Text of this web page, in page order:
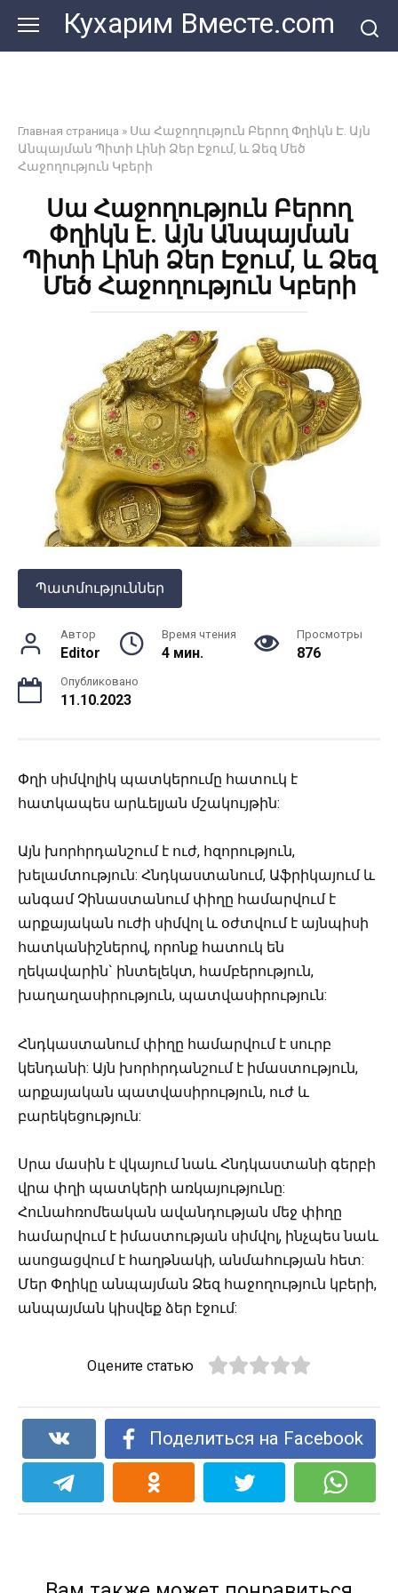
контенту
Кухарим Вместе.com
Главная страница » Սա Հաջողություն Բերող Փղիկն Է. Այն
Անպայման Պիտի Լինի Ձեր Էջում, և Ձեզ Մեծ
Հաջողություն Կբերի
Սա Հաջողություն Բերող
Փղիկն Է. Այն Անպայման
Պիտի Լինի Ձեր Էջում, և Ձեզ
Մեծ Հաջողություն Կբերի
Պատմություններ
Автор
Editor
Время чтения
4 мин.
Просмотры
876
Опубликовано
11.10.2023
Փղի սիմվոլիկ պատկերումը հատուկ է
հատկապես արևելյան մշակույթին:
Այն խորհրդանշում է ուժ, հզորություն,
խելամտություն: Հնդկաստանում, Աֆրիկայում և
անգամ Չինաստանում փիղը համարվում է
արքայական ուժի սիմվոլ և օժտվում է այնպիսի
հատկանիշներով, որոնք հատուկ են
ղեկավարին` ինտելեկտ, համբերություն,
խաղաղասիրություն, պատվասիրություն:
Հնդկաստանում փիղը համարվում է սուրբ
կենդանի: Այն խորհրդանշում է իմաստություն,
արքայական պատվասիրություն, ուժ և
բարեկեցություն:
Սրա մասին է վկայում նաև Հնդկաստանի գերբի
վրա փղի պատկերի առկայությունը:
Հունահռոմեական ավանդության մեջ փիղը
համարվում է իմաստության սիմվոլ, ինչպես նաև
ասոցացվում է հաղթնակի, անմահության հետ:
Մեր Փղիկը անպայման Ձեզ հաջողություն կբերի,
անպայման կիսվեք ձեր էջում:
Оцените статью
Поделиться на Facebook